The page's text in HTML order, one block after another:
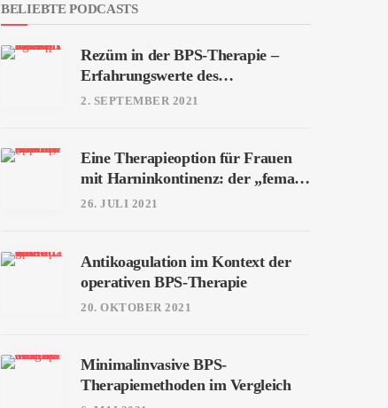
BELIEBTE PODCASTS
Rezüm in der BPS-Therapie –
Erfahrungswerte des
Universitätsspitals Basel
2. SEPTEMBER 2021
Eine Therapieoption für Frauen
mit Harninkontinenz: der „female
Sphinkter“ (fAUS)
26. JULI 2021
Antikoagulation im Kontext der
operativen BPS-Therapie
20. OKTOBER 2021
Minimalinvasive BPS-
Therapiemethoden im Vergleich